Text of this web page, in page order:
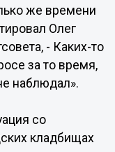
же времени
Олег
- Каких-то
за то время,
наблюдал».
со
кладбищах